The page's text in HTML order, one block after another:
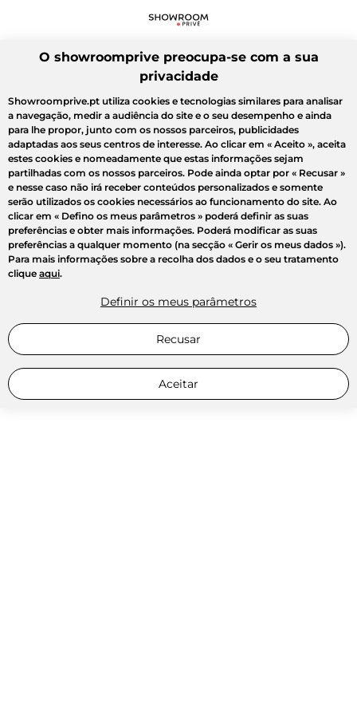
O showroomprive preocupa-se com a sua
privacidade
Showroomprive.pt utiliza cookies e tecnologias similares para analisar
a navegação, medir a audiência do site e o seu desempenho e ainda
para lhe propor, junto com os nossos parceiros, publicidades
adaptadas aos seus centros de interesse. Ao clicar em « Aceito », aceita
estes cookies e nomeadamente que estas informações sejam
partilhadas com os nossos parceiros. Pode ainda optar por « Recusar »
e nesse caso não irá receber conteúdos personalizados e somente
serão utilizados os cookies necessários ao funcionamento do site. Ao
clicar em « Defino os meus parâmetros » poderá definir as suas
preferências e obter mais informações. Poderá modificar as suas
preferências a qualquer momento (na secção « Gerir os meus dados »).
Para mais informações sobre a recolha dos dados e o seu tratamento
clique aqui.
Definir os meus parâmetros
Recusar
Aceitar